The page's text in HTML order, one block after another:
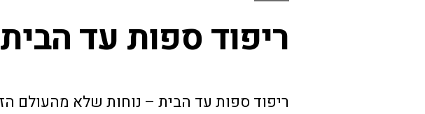
ריפוד ספות עד הבית